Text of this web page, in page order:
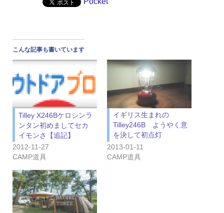
こんな記事も書いています
Tilley X246Bケロシンラ
ンタン初めましてセカ
イモンさ【追記】
2012-11-27
CAMP道具
イギリス生まれの
Tilley246B ようやく意
を決して初点灯
2013-01-11
CAMP道具